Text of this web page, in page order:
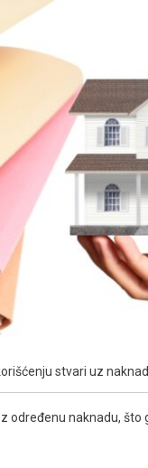
stvari uz
određenu naknadu,